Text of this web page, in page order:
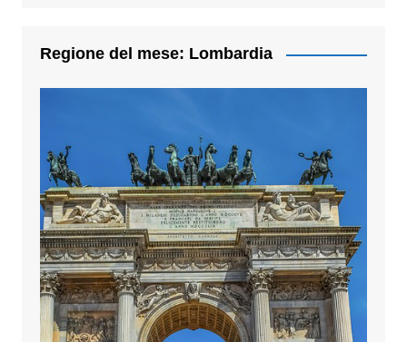
Regione del mese: Lombardia